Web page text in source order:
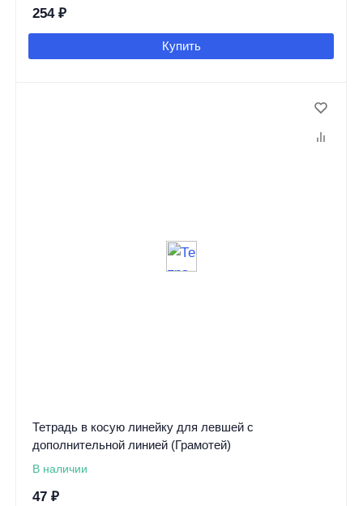
254 ₽
Купить
Тетрадь в косую линейку для левшей с
дополнительной линией (Грамотей)
В наличии
47 ₽